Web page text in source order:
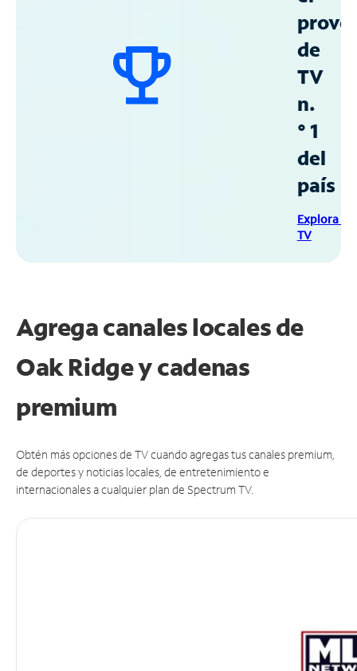
de
TV
n.
° 1
del
país
Explora
TV
Agrega canales locales de
Oak Ridge y cadenas
premium
Obtén más opciones de TV cuando agregas tus canales premium,
de deportes y noticias locales, de entretenimiento e
internacionales a cualquier plan de Spectrum TV.